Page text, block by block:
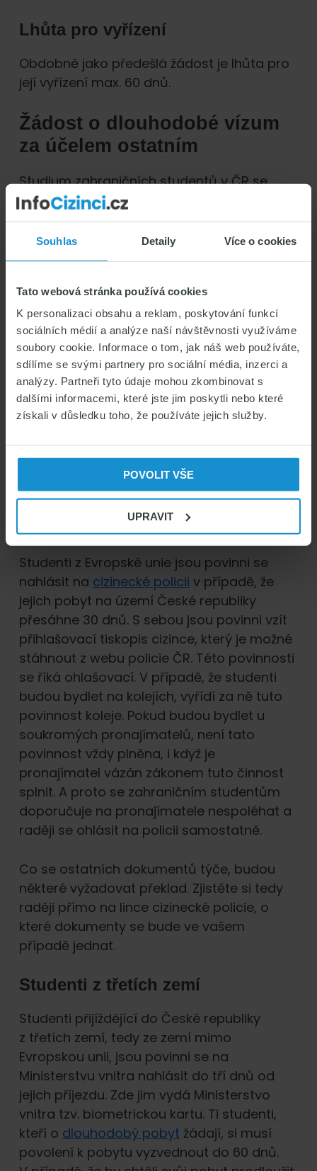
Souhlas Detaily Více o cookies
Tato webová stránka používá cookies
K personalizaci obsahu a reklam, poskytování funkcí
sociálních médií a analýze naší návštěvnosti využíváme
soubory cookie. Informace o tom, jak náš web používáte,
sdílíme se svými partnery pro sociální média, inzerci a
analýzy. Partneři tyto údaje mohou zkombinovat s
dalšími informacemi, které jste jim poskytli nebo které
získali v důsledku toho, že používáte jejich služby.
POVOLIT VŠE
UPRAVIT
Lhůta pro vyřízení
Obdobně jako předešlá žádost je lhůta pro
její vyřízení max. 60 dnů.
Žádost o dlouhodobé vízum
za účelem ostatním
Studium zahraničních studentů v ČR se
může uskutečnit i v rámci žádosti o
dlouhodobé vízum za účelem ostatním
včetně vzdělávání. Toto vzdělávání ale není
klasifikováno jako studium dle zákona
opět cestovní doklad, potvrzení o účelu
pobytu atd. Žádost bude vyřízena do 90
dnů.
Co je potřeba vyřídit po
příjezdu?
musí uvědomit, že jejich povinnosti začínají
již dnem příjezdu do České republiky.
Studenti z EU
Studenti z Evropské unie jsou povinni se
nahlásit na cizinecké policii v případě, že
jejich pobyt na území České republiky
přesáhne 30 dnů. S sebou jsou povinni vzít
přihlašovací tiskopis cizince, který je možné
stáhnout z webu policie ČR. Této povinnosti
se říká ohlašovací. V případě, že studenti
budou bydlet na kolejích, vyřídí za ně tuto
povinnost koleje. Pokud budou bydlet u
soukromých pronajímatelů, není tato
povinnost vždy plněna, i když je
pronajímatel vázán zákonem tuto činnost
splnit. A proto se zahraničním studentům
doporučuje na pronajímatele nespoléhat a
raději se ohlásit na policii samostatně.
Co se ostatních dokumentů týče, budou
některé vyžadovat překlad. Zjistěte si tedy
raději přímo na lince cizinecké policie, o
které dokumenty se bude ve vašem
případě jednat.
Studenti z třetích zemí
Studenti přijíždějící do České republiky
z třetích zemí, tedy ze zemí mimo
Evropskou unii, jsou povinni se na
Ministerstvu vnitra nahlásit do tří dnů od
jejich příjezdu. Zde jim vydá Ministerstvo
vnitra tzv. biometrickou kartu. Ti studenti,
kteří o dlouhodobý pobyt žádají, si musí
povolení k pobytu vyzvednout do 60 dnů.